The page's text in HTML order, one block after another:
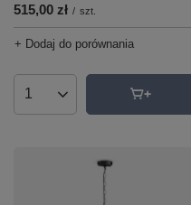
515,00 zł / szt.
+ Dodaj do porównania
Ilość produktów